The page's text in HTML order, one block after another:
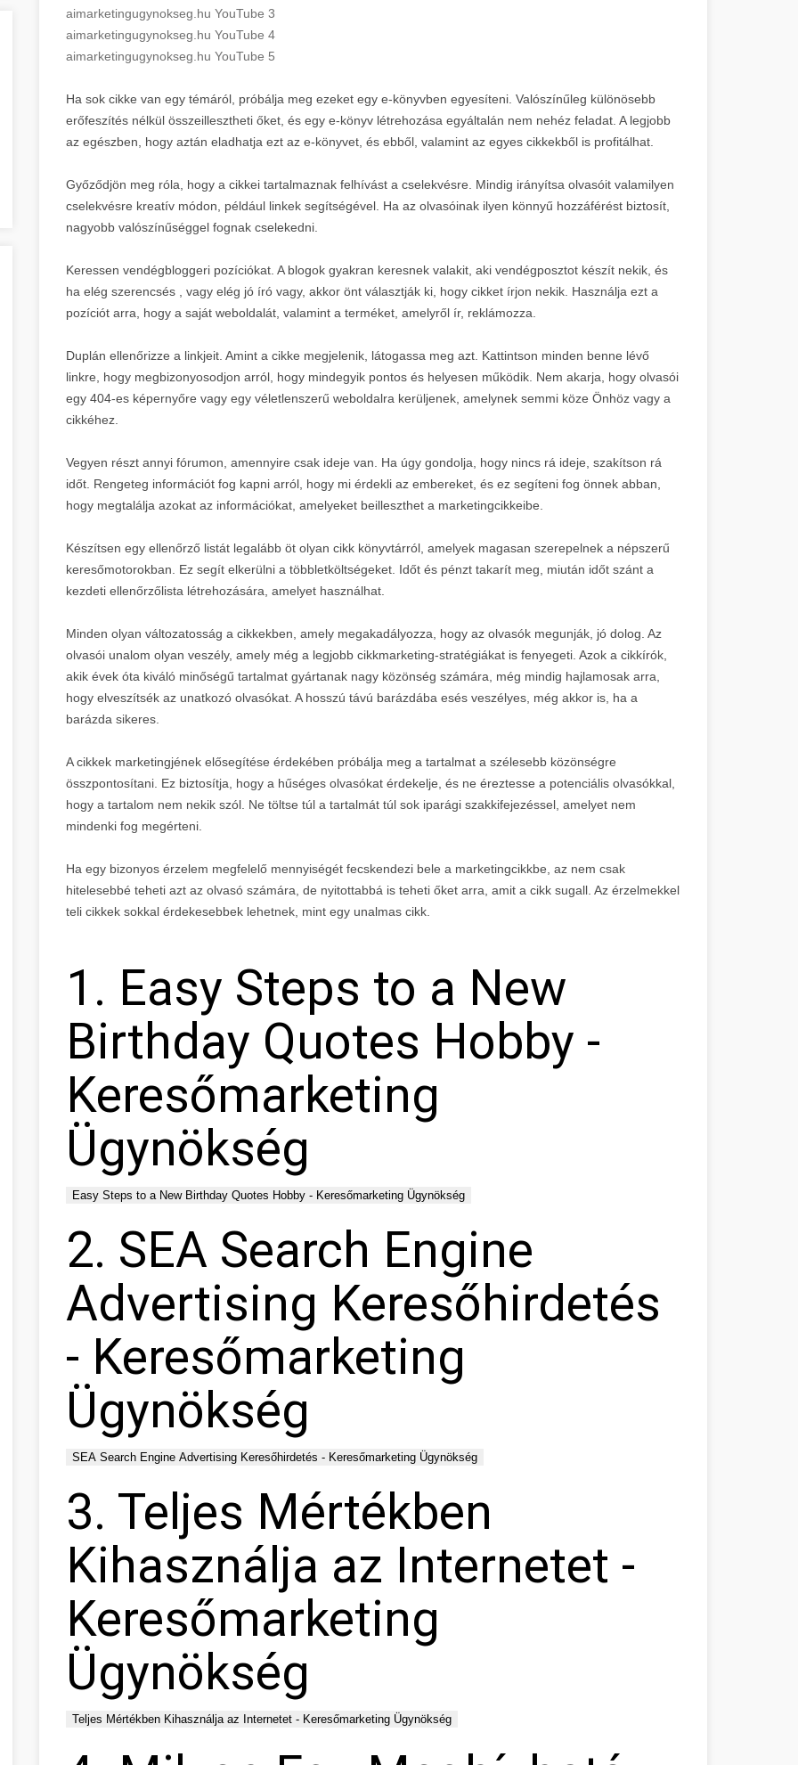
aimarketingugynokseg.hu YouTube 3
aimarketingugynokseg.hu YouTube 4
aimarketingugynokseg.hu YouTube 5
Ha sok cikke van egy témáról, próbálja meg ezeket egy e-könyvben egyesíteni. Valószínűleg különösebb
erőfeszítés nélkül összeillesztheti őket, és egy e-könyv létrehozása egyáltalán nem nehéz feladat. A legjobb
az egészben, hogy aztán eladhatja ezt az e-könyvet, és ebből, valamint az egyes cikkekből is profitálhat.
Győződjön meg róla, hogy a cikkei tartalmaznak felhívást a cselekvésre. Mindig irányítsa olvasóit valamilyen
cselekvésre kreatív módon, például linkek segítségével. Ha az olvasóinak ilyen könnyű hozzáférést biztosít,
nagyobb valószínűséggel fognak cselekedni.
Keressen vendégbloggeri pozíciókat. A blogok gyakran keresnek valakit, aki vendégposztot készít nekik, és
ha elég szerencsés , vagy elég jó író vagy, akkor önt választják ki, hogy cikket írjon nekik. Használja ezt a
pozíciót arra, hogy a saját weboldalát, valamint a terméket, amelyről ír, reklámozza.
Duplán ellenőrizze a linkjeit. Amint a cikke megjelenik, látogassa meg azt. Kattintson minden benne lévő
linkre, hogy megbizonyosodjon arról, hogy mindegyik pontos és helyesen működik. Nem akarja, hogy olvasói
egy 404-es képernyőre vagy egy véletlenszerű weboldalra kerüljenek, amelynek semmi köze Önhöz vagy a
cikkéhez.
Vegyen részt annyi fórumon, amennyire csak ideje van. Ha úgy gondolja, hogy nincs rá ideje, szakítson rá
időt. Rengeteg információt fog kapni arról, hogy mi érdekli az embereket, és ez segíteni fog önnek abban,
hogy megtalálja azokat az információkat, amelyeket beilleszthet a marketingcikkeibe.
Készítsen egy ellenőrző listát legalább öt olyan cikk könyvtárról, amelyek magasan szerepelnek a népszerű
keresőmotorokban. Ez segít elkerülni a többletköltségeket. Időt és pénzt takarít meg, miután időt szánt a
kezdeti ellenőrzőlista létrehozására, amelyet használhat.
Minden olyan változatosság a cikkekben, amely megakadályozza, hogy az olvasók megunják, jó dolog. Az
olvasói unalom olyan veszély, amely még a legjobb cikkmarketing-stratégiákat is fenyegeti. Azok a cikkírók,
akik évek óta kiváló minőségű tartalmat gyártanak nagy közönség számára, még mindig hajlamosak arra,
hogy elveszítsék az unatkozó olvasókat. A hosszú távú barázdába esés veszélyes, még akkor is, ha a
barázda sikeres.
A cikkek marketingjének elősegítése érdekében próbálja meg a tartalmat a szélesebb közönségre
összpontosítani. Ez biztosítja, hogy a hűséges olvasókat érdekelje, és ne éreztesse a potenciális olvasókkal,
hogy a tartalom nem nekik szól. Ne töltse túl a tartalmát túl sok iparági szakkifejezéssel, amelyet nem
mindenki fog megérteni.
Ha egy bizonyos érzelem megfelelő mennyiségét fecskendezi bele a marketingcikkbe, az nem csak
hitelesebbé teheti azt az olvasó számára, de nyitottabbá is teheti őket arra, amit a cikk sugall. Az érzelmekkel
teli cikkek sokkal érdekesebbek lehetnek, mint egy unalmas cikk.
1. Easy Steps to a New
Birthday Quotes Hobby -
Keresőmarketing
Ügynökség
Easy Steps to a New Birthday Quotes Hobby - Keresőmarketing Ügynökség
2. SEA Search Engine
Advertising Keresőhirdetés
- Keresőmarketing
Ügynökség
SEA Search Engine Advertising Keresőhirdetés - Keresőmarketing Ügynökség
3. Teljes Mértékben
Kihasználja az Internetet -
Keresőmarketing
Ügynökség
Teljes Mértékben Kihasználja az Internetet - Keresőmarketing Ügynökség